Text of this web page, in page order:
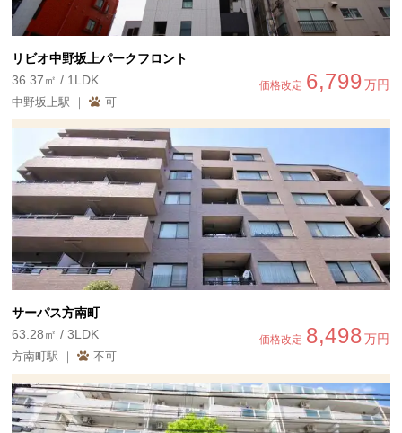
リビオ中野坂上パークフロント
価格改定 6,799万円
36.37㎡ / 1LDK
中野坂上駅 ｜ 可
サーパス方南町
価格改定 8,498万円
63.28㎡ / 3LDK
方南町駅 ｜ 不可